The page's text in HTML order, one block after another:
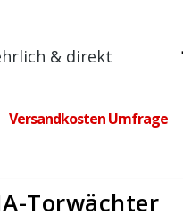
& direkt
Versandkosten Umfrage
Torwächter